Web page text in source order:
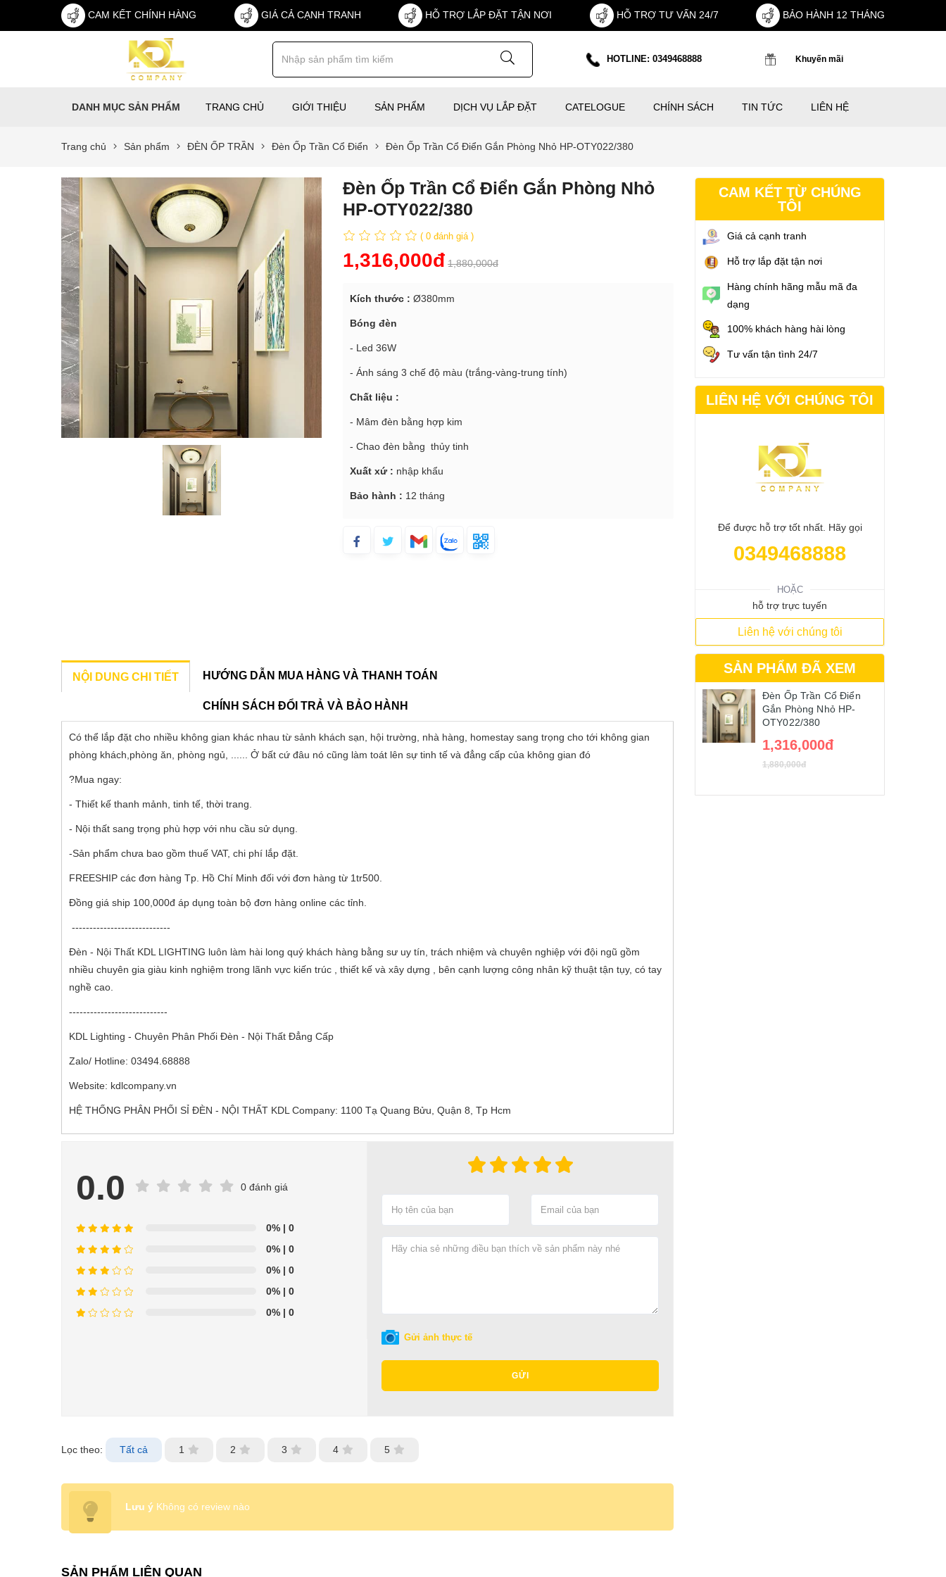
CAM KẾT CHÍNH HÀNG GIÁ CẢ CẠNH TRANH HỖ TRỢ LẮP ĐẶT TẬN NƠI HỖ TRỢ TƯ VẤN 24/7 BẢO HÀNH 12 THÁNG
HOTLINE: 0349468888 Khuyến mãi
DANH MỤC SẢN PHẨM TRANG CHỦ GIỚI THIỆU SẢN PHẨM DỊCH VỤ LẮP ĐẶT CATELOGUE CHÍNH SÁCH TIN TỨC LIÊN HỆ
Trang chủ Sản phẩm ĐÈN ỐP TRẦN Đèn Ốp Trần Cổ Điển Đèn Ốp Trần Cổ Điển Gắn Phòng Nhỏ HP-OTY022/380
Đèn Ốp Trần Cổ Điển Gắn Phòng Nhỏ
HP-OTY022/380
( 0 đánh giá )
1,316,000đ 1,880,000đ
Kích thước : Ø380mm
Bóng đèn
- Led 36W
- Ánh sáng 3 chế độ màu (trắng-vàng-trung tính)
Chất liệu :
- Mâm đèn bằng hợp kim
- Chao đèn bằng thủy tinh
Xuất xứ : nhập khẩu
Bảo hành : 12 tháng
CAM KẾT TỪ CHÚNG
TÔI
Giá cả cạnh tranh
Hỗ trợ lắp đặt tận nơi
Hàng chính hãng mẫu mã đa
dạng
100% khách hàng hài lòng
Tư vấn tận tình 24/7
LIÊN HỆ VỚI CHÚNG TÔI
Để được hỗ trợ tốt nhất. Hãy gọi
0349468888
HOẶC
hỗ trợ trực tuyến
Liên hệ với chúng tôi
NỘI DUNG CHI TIẾT HƯỚNG DẪN MUA HÀNG VÀ THANH TOÁN
CHÍNH SÁCH ĐỔI TRẢ VÀ BẢO HÀNH
Có thể lắp đặt cho nhiều không gian khác nhau từ sảnh khách sạn, hội trường, nhà hàng, homestay sang trọng cho tới không gian
phòng khách,phòng ăn, phòng ngủ, ...... Ở bất cứ đâu nó cũng làm toát lên sự tinh tế và đẳng cấp của không gian đó
?Mua ngay:
- Thiết kế thanh mảnh, tinh tế, thời trang.
- Nội thất sang trọng phù hợp với nhu cầu sử dụng.
-Sản phẩm chưa bao gồm thuế VAT, chi phí lắp đặt.
FREESHIP các đơn hàng Tp. Hồ Chí Minh đối với đơn hàng từ 1tr500.
Đồng giá ship 100,000đ áp dụng toàn bộ đơn hàng online các tỉnh.
----------------------------
Đèn - Nội Thất KDL LIGHTING luôn làm hài long quý khách hàng bằng sư uy tín, trách nhiệm và chuyên nghiệp với đội ngũ gồm
nhiều chuyên gia giàu kinh nghiệm trong lãnh vực kiến trúc , thiết kế và xây dựng , bên cạnh lượng công nhân kỹ thuật tận tụy, có tay
nghề cao.
----------------------------
KDL Lighting - Chuyên Phân Phối Đèn - Nội Thất Đẳng Cấp
Zalo/ Hotline: 03494.68888
Website: kdlcompany.vn
HỆ THỐNG PHÂN PHỐI SỈ ĐÈN - NỘI THẤT KDL Company: 1100 Tạ Quang Bửu, Quận 8, Tp Hcm
0.0 0 đánh giá
0% | 0
0% | 0
0% | 0
0% | 0
0% | 0
Gửi ảnh thực tế
GỬI
Lọc theo: Tất cả 1 2 3 4 5
Lưu ý Không có review nào
SẢN PHẨM ĐÃ XEM
Đèn Ốp Trần Cổ Điển
Gắn Phòng Nhỏ HP-
OTY022/380
1,316,000đ
1,880,000đ
SẢN PHẨM LIÊN QUAN